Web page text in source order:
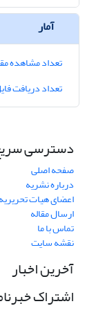
آمار
تعداد مشاهده
تعداد دریافت
دسترسی
صفحه اصلی
درباره نشریه
اعضای هیات تحریریه
ارسال مقاله
تماس با ما
نقشه سایت
آخرین اخبار
اشتراک